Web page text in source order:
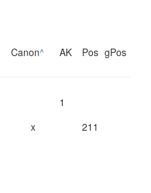
Canon^ AK Pos gPos
1
x 211